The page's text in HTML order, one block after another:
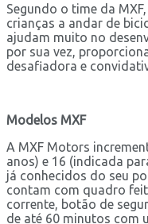
Segundo o time da
crianças a andar de
ajudam muito no
por sua vez,
desafiadora e
Modelos MXF
A MXF Motors
anos) e 16 (indicada
já conhecidos do seu
contam com quadro
corrente, botão de
de até 60 minutos com